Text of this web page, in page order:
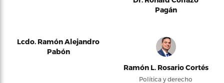
Pagán
Lcdo. Ramón Alejandro
Pabón
Ramón L. Rosario Cortés
Política y derecho